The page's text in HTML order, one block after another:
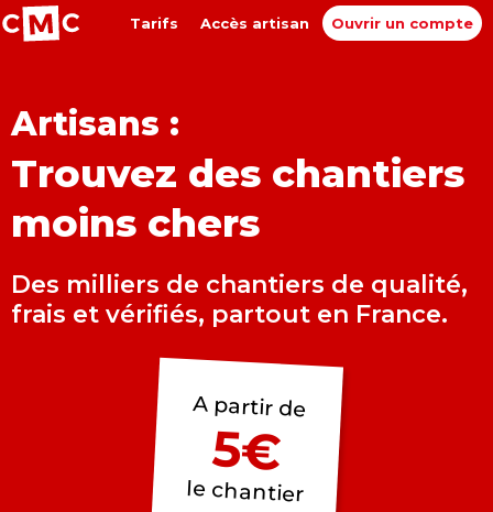
Tarifs Accès artisan Ouvrir un compte
Artisans :
Trouvez des chantiers
moins chers
Des milliers de chantiers de qualité,
frais et vérifiés, partout en France.
A partir de
5€
le chantier